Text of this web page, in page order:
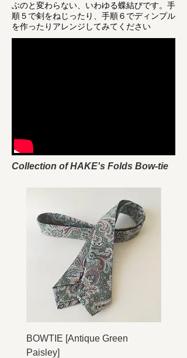
ぶのと変わらない、いわゆる蝶結びです。手
順５で剣をねじったり、手順６でディンプル
を作ったりアレンジしてみてください
Collection of HAKE's Folds Bow-tie
BOWTIE [Antique Green
Paisley]